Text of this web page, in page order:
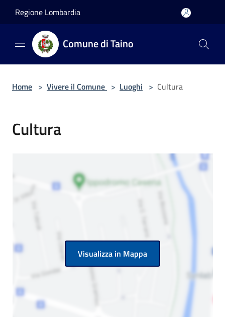
Regione Lombardia
Comune di Taino
Home > Vivere il Comune > Luoghi > Cultura
Cultura
Visualizza in Mappa